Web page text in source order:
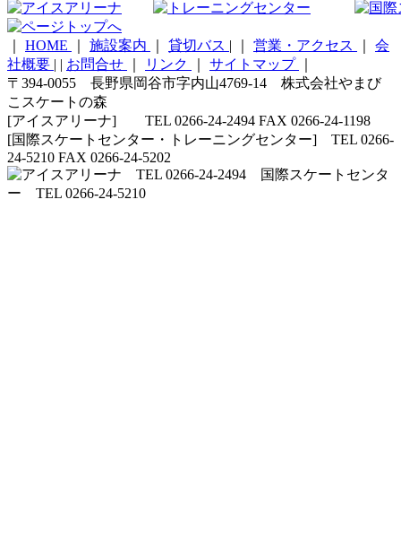
HOME 施設案内 貸切バス | 営業・アクセス
会
社概要 | | お問合せ リンク サイトマップ
〒394-0055 長野県岡谷市字内山4769-14 株式会社やまび
こスケートの森
[アイスアリーナ] TEL 0266-24-2494 FAX 0266-24-1198
[国際スケートセンター・トレーニングセンター] TEL 0266-
24-5210 FAX 0266-24-5202